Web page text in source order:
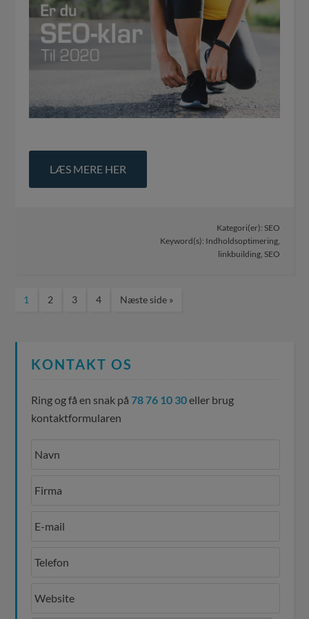
LÆS MERE HER
Kategori(er): SEO
Keyword(s): Indholdsoptimering,
linkbuilding, SEO
1 2 3 4 Næste side »
KONTAKT OS
Ring og få en snak på78 76 10 30eller brug
kontaktformularen